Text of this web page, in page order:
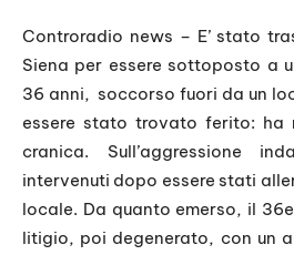
Controradio news – E’ stato
Siena per essere sottoposto a
36 anni, soccorso fuori da un
essere stato trovato ferito: ha
cranica. Sull’aggressione
intervenuti dopo essere stati
locale. Da quanto emerso, il
litigio, poi degenerato, con un